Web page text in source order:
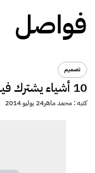
فواصل
تصميم
10 أشياء يشترك فيها المصممين المبدعين
كتبه :محمد ماهر24 يوليو 2014